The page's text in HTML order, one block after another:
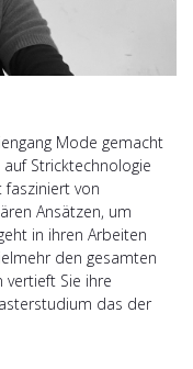
Mode gemacht
Stricktechnologie
fasziniert von
Ansätzen, um
in ihren Arbeiten
den gesamten
vertieft Sie ihre
das der